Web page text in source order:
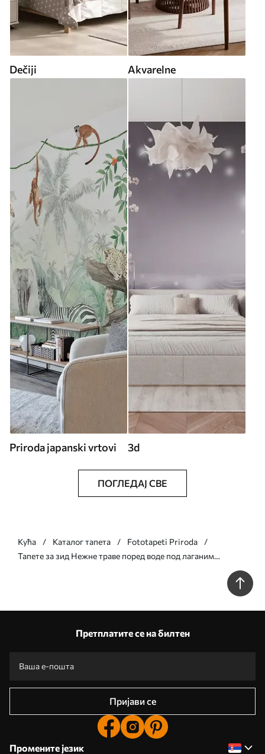
Dečiji Akvarelne
Priroda japanski vrtovi 3d
ПОГЛЕДАЈ СВЕ
Кућа Каталог тапета
Fototapeti Priroda
Тапете за зид Нежне траве поред воде под лаганим
Претплатите се на билтен
Пријави се
Промените језик